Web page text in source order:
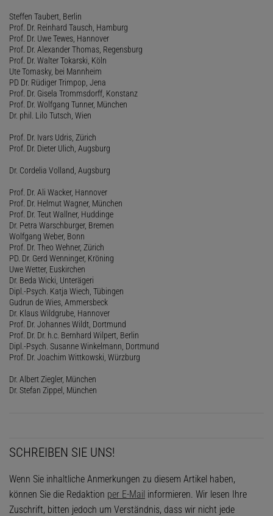
Steffen Taubert, Berlin
Prof. Dr. Reinhard Tausch, Hamburg
Prof. Dr. Uwe Tewes, Hannover
Prof. Dr. Alexander Thomas, Regensburg
Prof. Dr. Walter Tokarski, Köln
Ute Tomasky, bei Mannheim
PD Dr. Rüdiger Trimpop, Jena
Prof. Dr. Gisela Trommsdorff, Konstanz
Prof. Dr. Wolfgang Tunner, München
Dr. phil. Lilo Tutsch, Wien
Prof. Dr. Ivars Udris, Zürich
Prof. Dr. Dieter Ulich, Augsburg
Dr. Cordelia Volland, Augsburg
Prof. Dr. Ali Wacker, Hannover
Prof. Dr. Helmut Wagner, München
Prof. Dr. Teut Wallner, Huddinge
Dr. Petra Warschburger, Bremen
Wolfgang Weber, Bonn
Prof. Dr. Theo Wehner, Zürich
PD. Dr. Gerd Wenninger, Kröning
Uwe Wetter, Euskirchen
Dr. Beda Wicki, Unterägeri
Dipl.-Psych. Katja Wiech, Tübingen
Gudrun de Wies, Ammersbeck
Dr. Klaus Wildgrube, Hannover
Prof. Dr. Johannes Wildt, Dortmund
Prof. Dr. Dr. h.c. Bernhard Wilpert, Berlin
Dipl.-Psych. Susanne Winkelmann, Dortmund
Prof. Dr. Joachim Wittkowski, Würzburg
Dr. Albert Ziegler, München
Dr. Stefan Zippel, München
SCHREIBEN SIE UNS!
Wenn Sie inhaltliche Anmerkungen zu diesem Artikel haben,
können Sie die Redaktion per E-Mail informieren. Wir lesen Ihre
Zuschrift, bitten jedoch um Verständnis, dass wir nicht jede